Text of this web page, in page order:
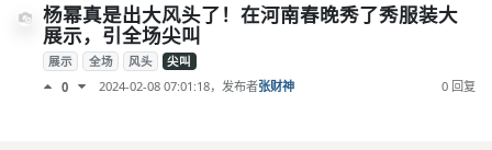
杨幂真是出大风头了！在河南春晚秀了秀服装大
展示，引全场尖叫
展示 全场 风头 尖叫
0 2024-02-08 07:01:18，发布者张财神 0 回复